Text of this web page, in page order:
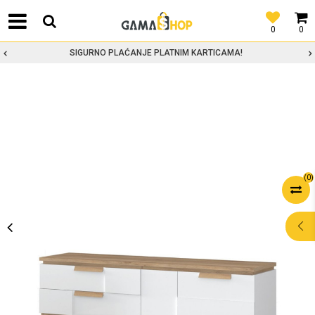
0
0
SIGURNO PLAĆANJE PLATNIM KARTICAMA!
(0)
POMOĆ PRI